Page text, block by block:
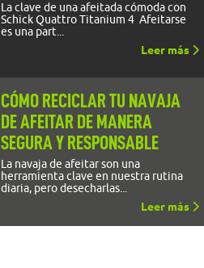
La clave de una afeitada cómoda con
Schick Quattro Titanium 4 Afeitarse
es una part...
Leer más
CÓMO RECICLAR TU NAVAJA
DE AFEITAR DE MANERA
SEGURA Y RESPONSABLE
La navaja de afeitar son una
herramienta clave en nuestra rutina
diaria, pero desecharlas...
Leer más